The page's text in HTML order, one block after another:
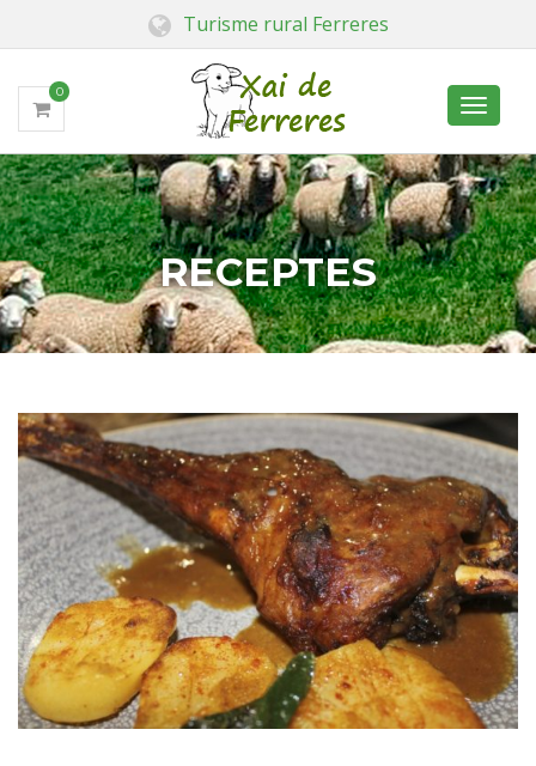
Turisme rural Ferreres
Toggle
0
RECEPTES